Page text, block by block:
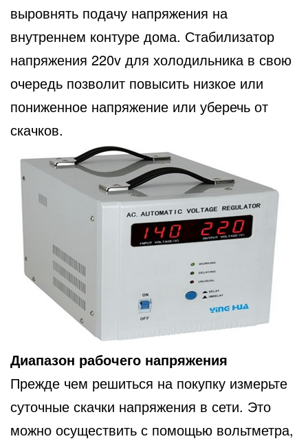
выровнять подачу напряжения на
внутреннем контуре дома. Стабилизатор
напряжения 220v для холодильника в свою
очередь позволит повысить низкое или
пониженное напряжение или уберечь от
скачков.
Диапазон рабочего напряжения
Прежде чем решиться на покупку измерьте
суточные скачки напряжения в сети. Это
можно осуществить с помощью вольтметра,